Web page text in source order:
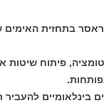
בתחזית האימים
פיתוח שיטות
בינלאומיים